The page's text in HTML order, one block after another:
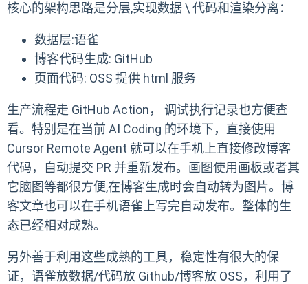
核心的架构思路是分层,实现数据 \ 代码和渲染分离：
数据层:语雀
博客代码生成: GitHub
页面代码: OSS 提供 html 服务
生产流程走 GitHub Action， 调试执行记录也方便查
看。特别是在当前 AI Coding 的环境下，直接使用
Cursor Remote Agent 就可以在手机上直接修改博客
代码，自动提交 PR 并重新发布。画图使用画板或者其
它脑图等都很方便,在博客生成时会自动转为图片。博
客文章也可以在手机语雀上写完自动发布。整体的生
态已经相对成熟。
另外善于利用这些成熟的工具，稳定性有很大的保
证，语雀放数据/代码放 Github/博客放 OSS，利用了